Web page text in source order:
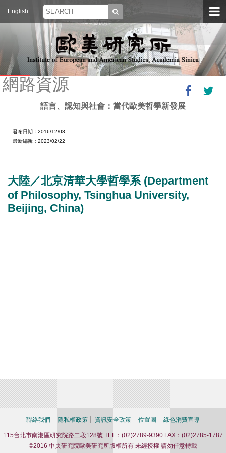
English
網路資源
語言、認知與社會：當代歐美哲學新發展
發布日期：2016/12/08
最新編輯：2023/02/22
大陸／北京清華大學哲學系 (Department
of Philosophy, Tsinghua University,
Beijing, China)
聯絡我們 隱私權政策 資訊安全政策 位置圖 綠色消費宣導
115台北市南港區研究院路二段128號 TEL：(02)2789-9390 FAX：(02)2785-1787
©2016 中央研究院歐美研究所版權所有 未經授權 請勿任意轉載